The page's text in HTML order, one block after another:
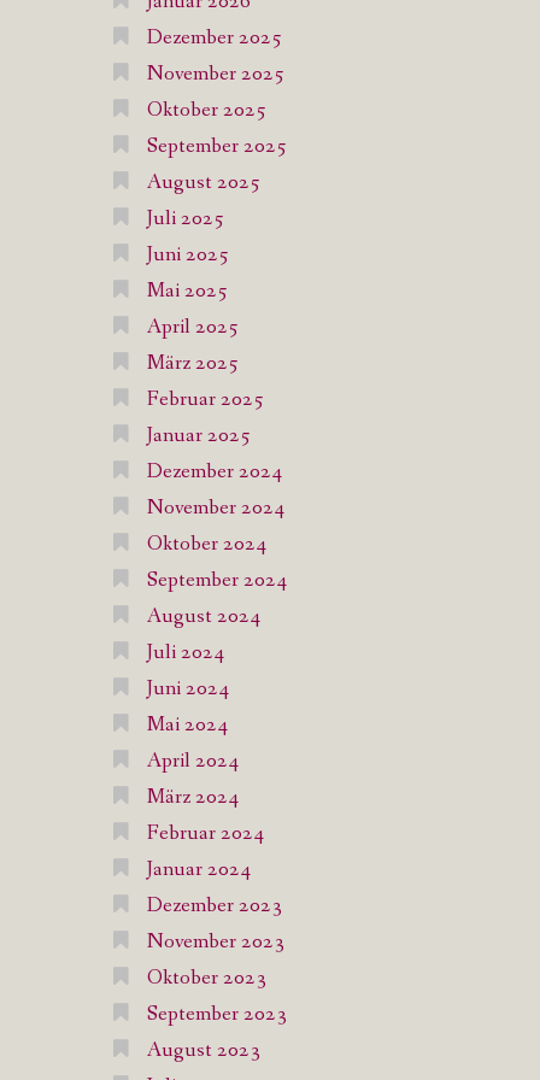
Dezember 2025
November 2025
Oktober 2025
September 2025
August 2025
Juli 2025
Juni 2025
Mai 2025
April 2025
März 2025
Februar 2025
Januar 2025
Dezember 2024
November 2024
Oktober 2024
September 2024
August 2024
Juli 2024
Juni 2024
Mai 2024
April 2024
März 2024
Februar 2024
Januar 2024
Dezember 2023
November 2023
Oktober 2023
September 2023
August 2023